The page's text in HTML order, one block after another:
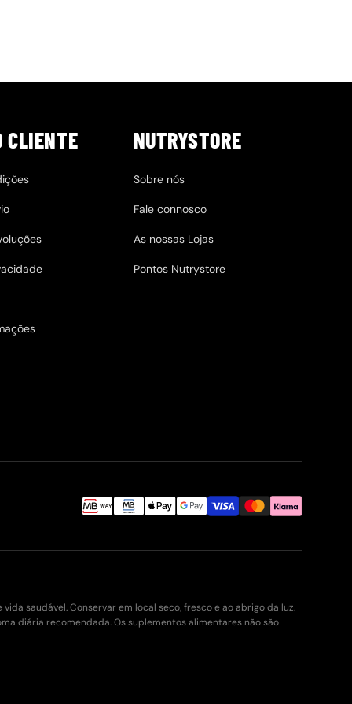
CLIENTE NUTRYSTORE
Sobre nós
Fale connosco
As nossas Lojas
Pontos Nutrystore
saudável. Conservar em local seco, fresco e ao abrigo da luz.
diária recomendada. Os suplementos alimentares não são